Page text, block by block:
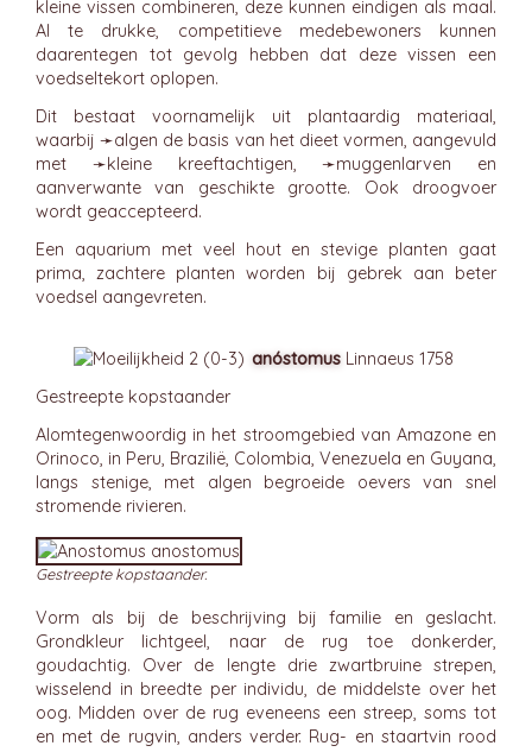
kleine vissen combineren, deze kunnen eindigen als maal.
Al te drukke, competitieve medebewoners kunnen
daarentegen tot gevolg hebben dat deze vissen een
voedseltekort oplopen.
Dit bestaat voornamelijk uit plantaardig materiaal,
waarbij ➛algen de basis van het dieet vormen, aangevuld
met ➛kleine kreeftachtigen, ➛muggenlarven en
aanverwante van geschikte grootte. Ook droogvoer
wordt geaccepteerd.
Een aquarium met veel hout en stevige planten gaat
prima, zachtere planten worden bij gebrek aan beter
voedsel aangevreten.
anóstomus Linnaeus 1758
Gestreepte kopstaander
Alomtegenwoordig in het stroomgebied van Amazone en
Orinoco, in Peru, Brazilië, Colombia, Venezuela en Guyana,
langs stenige, met algen begroeide oevers van snel
stromende rivieren.
Gestreepte kopstaander.
Vorm als bij de beschrijving bij familie en geslacht.
Grondkleur lichtgeel, naar de rug toe donkerder,
goudachtig. Over de lengte drie zwartbruine strepen,
wisselend in breedte per individu, de middelste over het
oog. Midden over de rug eveneens een streep, soms tot
en met de rugvin, anders verder. Rug- en staartvin rood